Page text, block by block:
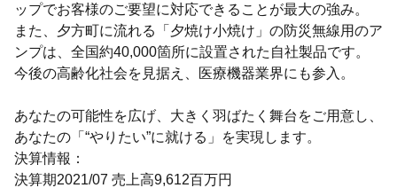
ップでお客様のご要望に対応できることが最大の強み。
また、夕方町に流れる「夕焼け小焼け」の防災無線用のア
ンプは、全国約40,000箇所に設置された自社製品です。
今後の高齢化社会を見据え、医療機器業界にも参入。
あなたの可能性を広げ、大きく羽ばたく舞台をご用意し、
あなたの「“やりたい”に就ける」を実現します。
決算情報：
決算期2021/07 売上高9,612百万円